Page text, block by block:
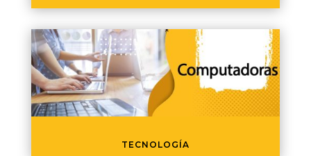
TECNOLOGÍA